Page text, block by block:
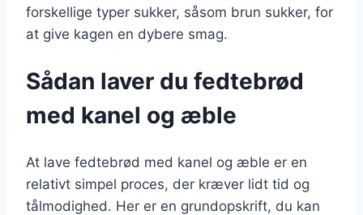
forskellige typer sukker, såsom brun sukker, for
at give kagen en dybere smag.
Sådan laver du fedtebrød
med kanel og æble
At lave fedtebrød med kanel og æble er en
relativt simpel proces, der kræver lidt tid og
tålmodighed. Her er en grundopskrift, du kan